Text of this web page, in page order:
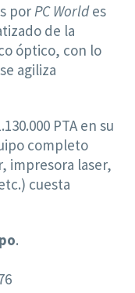
porPC Worldes
de la
óptico, con lo
agiliza
PTA en su
completo
impresora laser,
cuesta
.